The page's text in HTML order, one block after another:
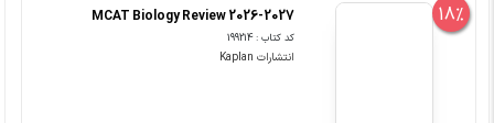
18%
MCAT Biology Review 2026-2027
کد کتاب : 199214
انتشارات Kaplan